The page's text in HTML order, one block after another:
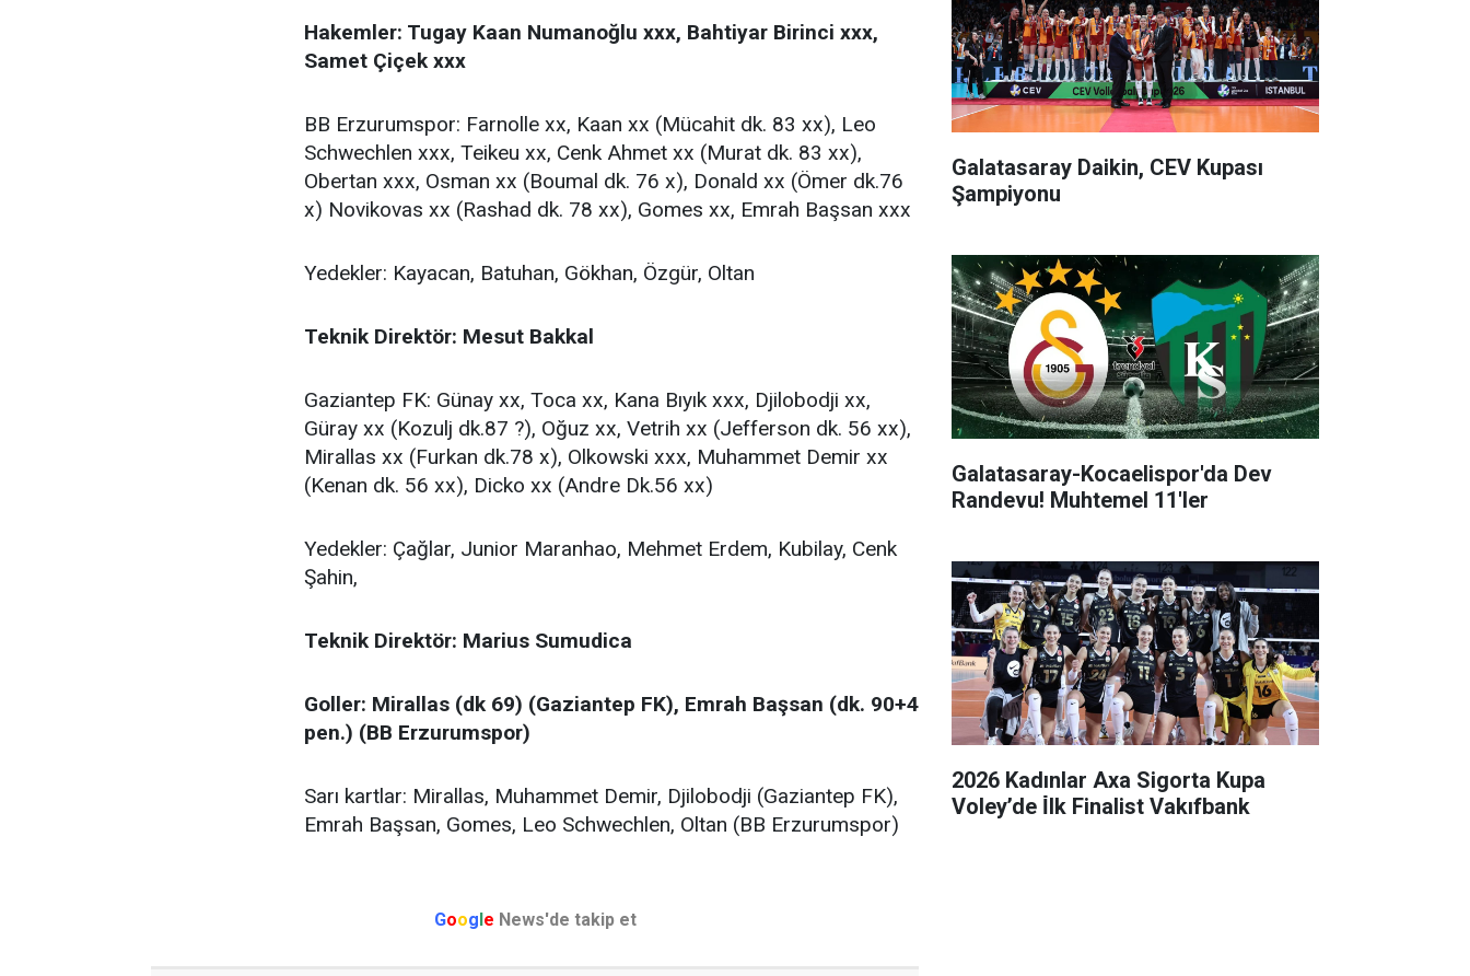
Hakemler: Tugay Kaan Numanoğlu xxx, Bahtiyar Birinci xxx,
Samet Çiçek xxx
BB Erzurumspor: Farnolle xx, Kaan xx (Mücahit dk. 83 xx), Leo
Schwechlen xxx, Teikeu xx, Cenk Ahmet xx (Murat dk. 83 xx),
Obertan xxx, Osman xx (Boumal dk. 76 x), Donald xx (Ömer dk.76
x) Novikovas xx (Rashad dk. 78 xx), Gomes xx, Emrah Başsan xxx
Yedekler: Kayacan, Batuhan, Gökhan, Özgür, Oltan
Teknik Direktör: Mesut Bakkal
Gaziantep FK: Günay xx, Toca xx, Kana Bıyık xxx, Djilobodji xx,
Güray xx (Kozulj dk.87 ?), Oğuz xx, Vetrih xx (Jefferson dk. 56 xx),
Mirallas xx (Furkan dk.78 x), Olkowski xxx, Muhammet Demir xx
(Kenan dk. 56 xx), Dicko xx (Andre Dk.56 xx)
Yedekler: Çağlar, Junior Maranhao, Mehmet Erdem, Kubilay, Cenk
Şahin,
Teknik Direktör: Marius Sumudica
Goller: Mirallas (dk 69) (Gaziantep FK), Emrah Başsan (dk. 90+4
pen.) (BB Erzurumspor)
Sarı kartlar: Mirallas, Muhammet Demir, Djilobodji (Gaziantep FK),
Emrah Başsan, Gomes, Leo Schwechlen, Oltan (BB Erzurumspor)
Google News'de takip et
Galatasaray Daikin, CEV Kupası
Şampiyonu
Galatasaray-Kocaelispor'da Dev
Randevu! Muhtemel 11'ler
2026 Kadınlar Axa Sigorta Kupa
Voley’de İ̇lk Finalist Vakıfbank